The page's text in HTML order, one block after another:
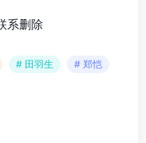
系删除
# 田羽生
# 郑恺